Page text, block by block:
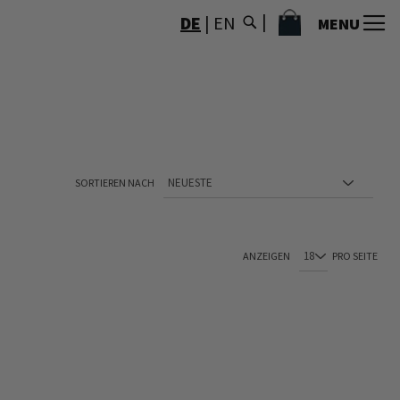
DE | EN MENU
MEIN WARENKORB
SORTIEREN NACH
ANZEIGEN PRO SEITE